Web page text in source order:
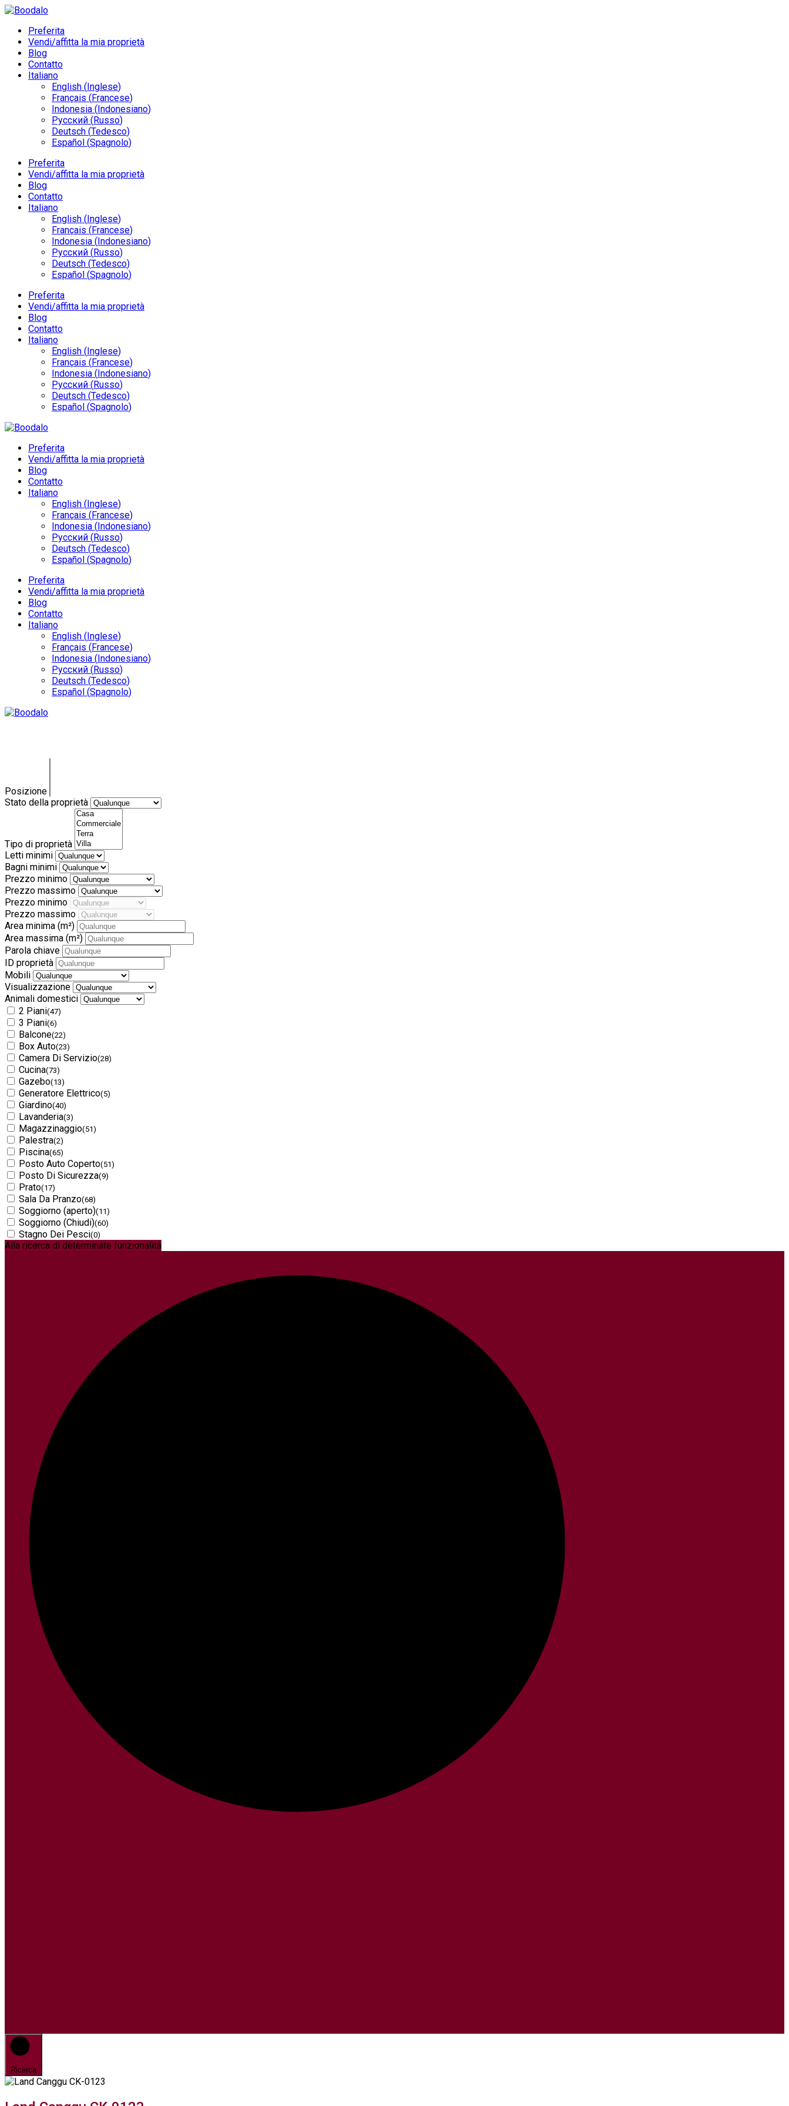
Preferita
Vendi/affitta la mia proprietà
Blog
Contatto
Italiano
English (Inglese)
Français (Francese)
Indonesia (Indonesiano)
Русский (Russo)
Deutsch (Tedesco)
Español (Spagnolo)
Preferita
Vendi/affitta la mia proprietà
Blog
Contatto
Italiano
English (Inglese)
Français (Francese)
Indonesia (Indonesiano)
Русский (Russo)
Deutsch (Tedesco)
Español (Spagnolo)
Preferita
Vendi/affitta la mia proprietà
Blog
Contatto
Italiano
English (Inglese)
Français (Francese)
Indonesia (Indonesiano)
Русский (Russo)
Deutsch (Tedesco)
Español (Spagnolo)
Preferita
Vendi/affitta la mia proprietà
Blog
Contatto
Italiano
English (Inglese)
Français (Francese)
Indonesia (Indonesiano)
Русский (Russo)
Deutsch (Tedesco)
Español (Spagnolo)
Preferita
Vendi/affitta la mia proprietà
Blog
Contatto
Italiano
English (Inglese)
Français (Francese)
Indonesia (Indonesiano)
Русский (Russo)
Deutsch (Tedesco)
Español (Spagnolo)
Posizione
Stato della proprietà
Tipo di proprietà
Letti minimi
Bagni minimi
Prezzo minimo
Prezzo massimo
Prezzo minimo
Prezzo massimo
Area minima (m²)
Area massima (m²)
Parola chiave
ID proprietà
Mobili
Visualizzazione
Animali domestici
2 Piani(47)
3 Piani(6)
Balcone(22)
Box Auto(23)
Camera Di Servizio(28)
Cucina(73)
Gazebo(13)
Generatore Elettrico(5)
Giardino(40)
Lavanderia(3)
Magazzinaggio(51)
Palestra(2)
Piscina(65)
Posto Auto Coperto(51)
Posto Di Sicurezza(9)
Prato(17)
Sala Da Pranzo(68)
Soggiorno (aperto)(11)
Soggiorno (Chiudi)(60)
Stagno Dei Pesci(0)
Alla ricerca di determinate funzionalità
Ricerca